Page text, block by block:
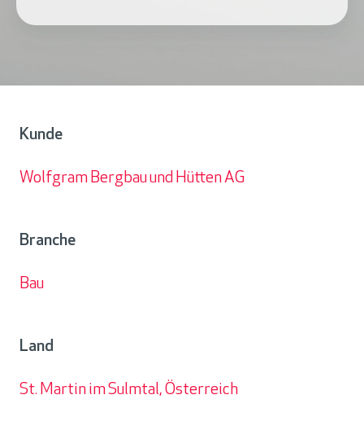
Kunde
Wolfgram Bergbau und Hütten AG
Branche
Bau
Land
St. Martin im Sulmtal, Österreich